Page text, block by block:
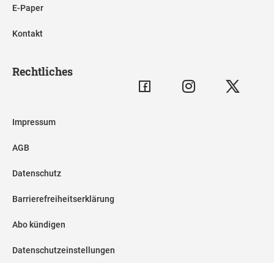
E-Paper
Kontakt
Rechtliches
Impressum
AGB
Datenschutz
Barrierefreiheitserklärung
Abo kündigen
Datenschutzeinstellungen